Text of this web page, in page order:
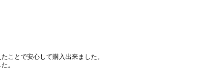
ことで安心して購入出来ました。
。